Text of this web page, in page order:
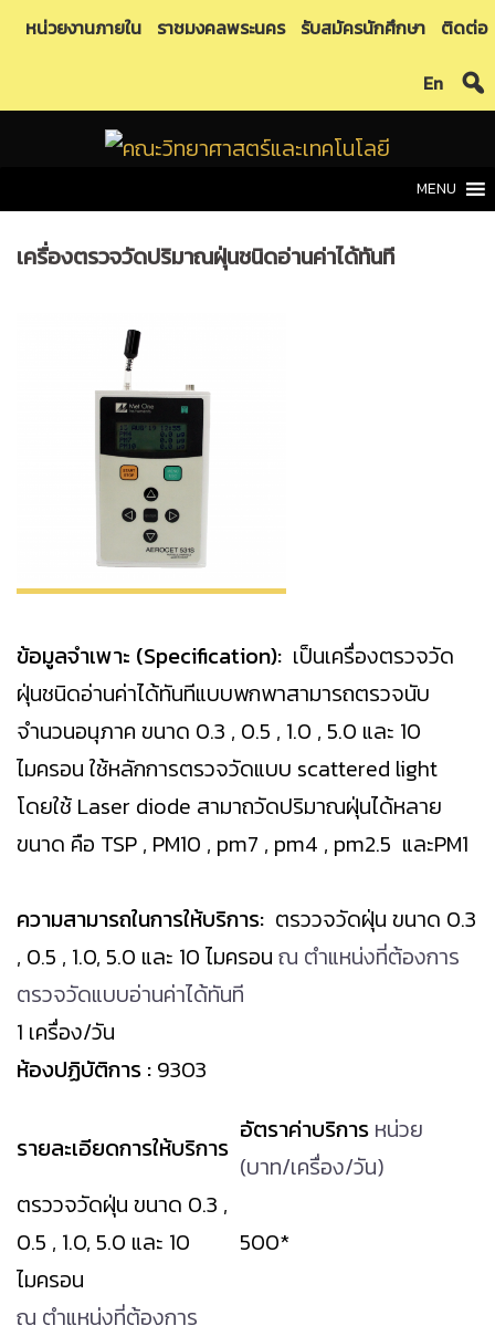
Skipหน่วยงานภายใน ราชมงคลพระนคร รับสมัครนักศึกษา ติดต่อ
En
MENU
เครื่องตรวจวัดปริมาณฝุ่นชนิดอ่านค่าได้ทันที
ข้อมูลจำเพาะ (Specification): เป็นเครื่องตรวจวัด
ฝุ่นชนิดอ่านค่าได้ทันทีแบบพกพาสามารถตรวจนับ
จำนวนอนุภาค ขนาด 0.3 , 0.5 , 1.0 , 5.0 และ 10
ไมครอน ใช้หลักการตรวจวัดแบบ scattered light
โดยใช้ Laser diode สามาถวัดปริมาณฝุ่นได้หลาย
ขนาด คือ TSP , PM10 , pm7 , pm4 , pm2.5 และPM1
ความสามารถในการให้บริการ: ตรววจวัดฝุ่น ขนาด 0.3
, 0.5 , 1.0, 5.0 และ 10 ไมครอน ณ ตำแหน่งที่ต้องการ
ตรวจวัดแบบอ่านค่าได้ทันที
1 เครื่อง/วัน
ห้องปฏิบัติการ : 9303
รายละเอียดการให้บริการ
อัตราค่าบริการ หน่วย
(บาท/เครื่อง/วัน)
ตรววจวัดฝุ่น ขนาด 0.3 ,
0.5 , 1.0, 5.0 และ 10
ไมครอน
500*
ณ ตำแหน่งที่ต้องการ